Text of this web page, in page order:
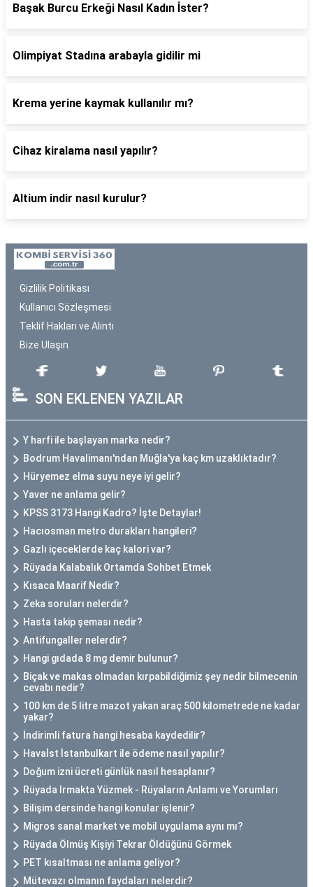
Başak Burcu Erkeği Nasıl Kadın İster?
Olimpiyat Stadına arabayla gidilir mi
Krema yerine kaymak kullanılır mı?
Cihaz kiralama nasıl yapılır?
Altium indir nasıl kurulur?
Gizlilik Politikası
Kullanıcı Sözleşmesi
Teklif Hakları ve Alıntı
Bize Ulaşın
SON EKLENEN YAZILAR
Y harfi ile başlayan marka nedir?
Bodrum Havalimanı'ndan Muğla'ya kaç km uzaklıktadır?
Hüryemez elma suyu neye iyi gelir?
Yaver ne anlama gelir?
KPSS 3173 Hangi Kadro? İşte Detaylar!
Hacıosman metro durakları hangileri?
Gazlı içeceklerde kaç kalori var?
Rüyada Kalabalık Ortamda Sohbet Etmek
Kısaca Maarif Nedir?
Zeka soruları nelerdir?
Hasta takip şeması nedir?
Antifungaller nelerdir?
Hangi gıdada 8 mg demir bulunur?
Biçak ve makas olmadan kırpabildiğimiz şey nedir bilmecenin
cevabı nedir?
100 km de 5 litre mazot yakan araç 500 kilometrede ne kadar
yakar?
İndirimli fatura hangi hesaba kaydedilir?
Havaİst İstanbulkart ile ödeme nasıl yapılır?
Doğum izni ücreti günlük nasıl hesaplanır?
Rüyada Irmakta Yüzmek - Rüyaların Anlamı ve Yorumları
Bilişim dersinde hangi konular işlenir?
Migros sanal market ve mobil uygulama aynı mı?
Rüyada Ölmüş Kişiyi Tekrar Öldüğünü Görmek
PET kısaltması ne anlama geliyor?
Mütevazı olmanın faydaları nelerdir?